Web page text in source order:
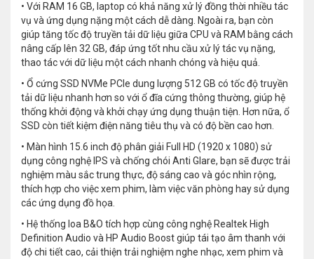
• Với RAM 16 GB, laptop có khả năng xử lý đồng thời nhiều tác
vụ và ứng dụng nặng một cách dễ dàng. Ngoài ra, bạn còn
giúp tăng tốc độ truyền tải dữ liệu giữa CPU và RAM bằng cách
nâng cấp lên 32 GB, đáp ứng tốt nhu cầu xử lý tác vụ nặng,
thao tác với dữ liệu một cách nhanh chóng và hiệu quả.
• Ổ cứng SSD NVMe PCIe dung lượng 512 GB có tốc độ truyền
tải dữ liệu nhanh hơn so với ổ đĩa cứng thông thường, giúp hệ
thống khởi động và khởi chạy ứng dụng thuận tiện. Hơn nữa, ổ
SSD còn tiết kiệm điện năng tiêu thụ và có độ bền cao hơn.
• Màn hình 15.6 inch độ phân giải Full HD (1920 x 1080) sử
dụng công nghệ IPS và chống chói Anti Glare, bạn sẽ được trải
nghiệm màu sắc trung thực, độ sáng cao và góc nhìn rộng,
thích hợp cho việc xem phim, làm việc văn phòng hay sử dụng
các ứng dụng đồ họa.
• Hệ thống loa B&O tích hợp cùng công nghệ Realtek High
Definition Audio và HP Audio Boost giúp tái tạo âm thanh với
độ chi tiết cao, cải thiện trải nghiệm nghe nhạc, xem phim và